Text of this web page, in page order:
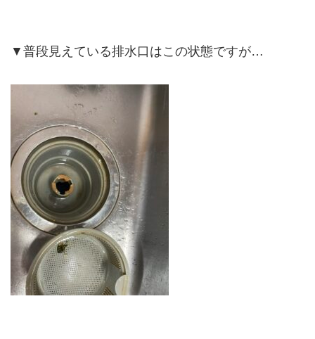
▼普段見えている排水口はこの状態ですが…